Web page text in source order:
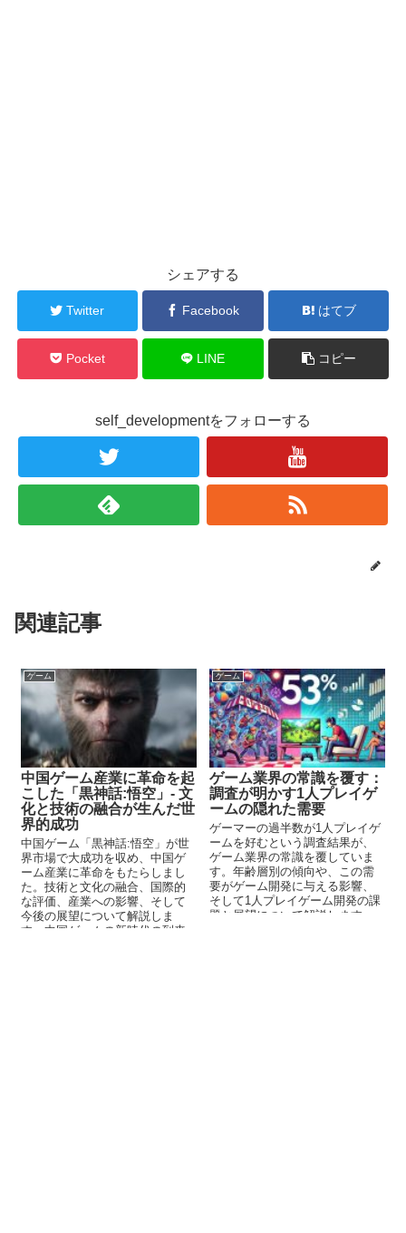
シェアする
Twitter Facebook はてブ
Pocket LINE コピー
self_developmentをフォローする
関連記事
ゲーム
中国ゲーム産業に革命を起
こした「黒神話:悟空」- 文
化と技術の融合が生んだ世
界的成功
中国ゲーム「黒神話:悟空」が世
界市場で大成功を収め、中国ゲ
ーム産業に革命をもたらしまし
た。技術と文化の融合、国際的
な評価、産業への影響、そして
今後の展望について解説しま
す。中国ゲームの新時代の到来
ゲーム
ゲーム業界の常識を覆す：
調査が明かす1人プレイゲ
ームの隠れた需要
ゲーマーの過半数が1人プレイゲ
ームを好むという調査結果が、
ゲーム業界の常識を覆していま
す。年齢層別の傾向や、この需
要がゲーム開発に与える影響、
そして1人プレイゲーム開発の課
題と展望について解説します。